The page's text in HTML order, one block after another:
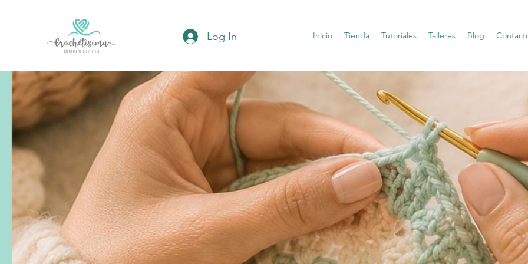
Log In Inicio Tienda Tutoriales Talleres Blog